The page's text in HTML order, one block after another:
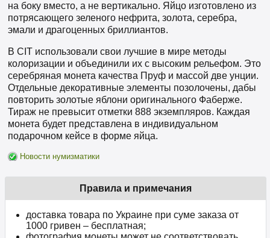
на боку вместо, а не вертикально. Яйцо изготовлено из
потрясающего зеленого нефрита, золота, серебра,
эмали и драгоценных бриллиантов.
В CIT использовали свои лучшие в мире методы
колоризации и объединили их с высоким рельефом. Это
серебряная монета качества Пруф и массой две унции.
Отдельные декоративные элементы позолочены, дабы
повторить золотые яблони оригинального Фаберже.
Тираж не превысит отметки 888 экземпляров. Каждая
монета будет представлена в индивидуальном
подарочном кейсе в форме яйца.
Новости нумизматики
Правила и примечания
доставка товара по Украине при суме заказа от
1000 гривен – бесплатная;